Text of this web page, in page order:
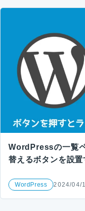
WordPressの一覧
替えるボタンを設置
WordPress 2024/04/